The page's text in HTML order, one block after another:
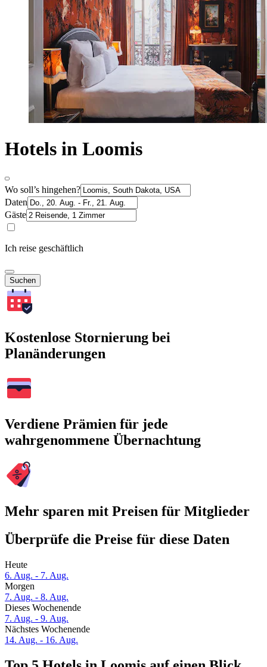
Hotels in Loomis
Wo soll’s hingehen?
Daten
Gäste
Ich reise geschäftlich
Suchen
Kostenlose Stornierung bei
Planänderungen
Verdiene Prämien für jede
wahrgenommene Übernachtung
Mehr sparen mit Preisen für Mitglieder
Überprüfe die Preise für diese Daten
Heute
6. Aug. - 7. Aug.
Morgen
7. Aug. - 8. Aug.
Dieses Wochenende
7. Aug. - 9. Aug.
Nächstes Wochenende
14. Aug. - 16. Aug.